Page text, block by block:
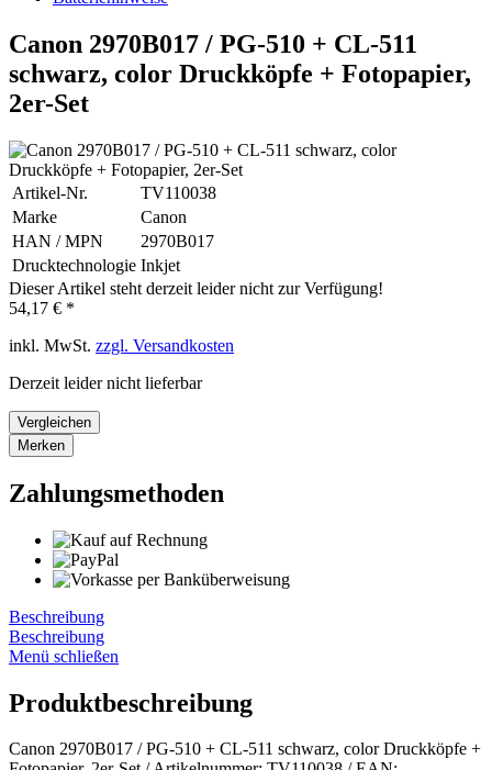
Canon 2970B017 / PG-510 + CL-511
schwarz, color Druckköpfe + Fotopapier,
2er-Set
Artikel-Nr.
TV110038
Marke
Canon
HAN / MPN
2970B017
Drucktechnologie Inkjet
Dieser Artikel steht derzeit leider nicht zur Verfügung!
54,17 € *
inkl. MwSt. zzgl. Versandkosten
Derzeit leider nicht lieferbar
Vergleichen
Merken
Zahlungsmethoden
Beschreibung
Beschreibung
Menü schließen
Produktbeschreibung
Canon 2970B017 / PG-510 + CL-511 schwarz, color Druckköpfe +